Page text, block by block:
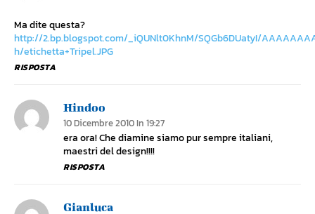
Ma dite questa?
http://2.bp.blogspot.com/_iQUNlt0KhnM/SQGb6DUatyI/
h/etichetta+Tripel.JPG
RISPOSTA
Hindoo
10 Dicembre 2010 In 19:27
era ora! Che diamine siamo pur sempre italiani,
maestri del design!!!!
RISPOSTA
Gianluca